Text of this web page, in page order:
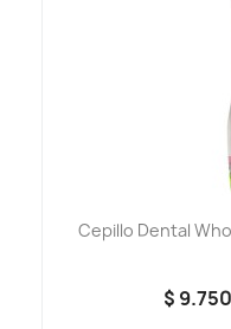
Cepillo Dental
$ 9.750